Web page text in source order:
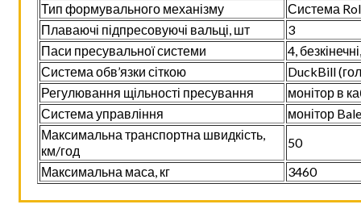
Тип формувального механізму
Система
Плаваючі підпресовуючі вальці, шт
3
Паси пресувальної системи
4,
Система обв’язки сіткою
DuckBill
Регулювання щільності пресування
монітор в
Система управління
монітор
Максимальна транспортна швидкість,
км/год
50
Максимальна маса, кг
3460